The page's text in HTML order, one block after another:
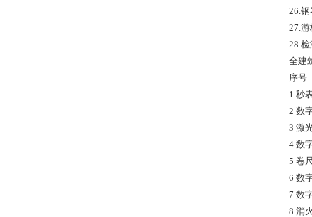
26.
27.
28.
全建
序
1 秒
2 数
3 激
4 数
5 卷
6 数
7 数
8 消